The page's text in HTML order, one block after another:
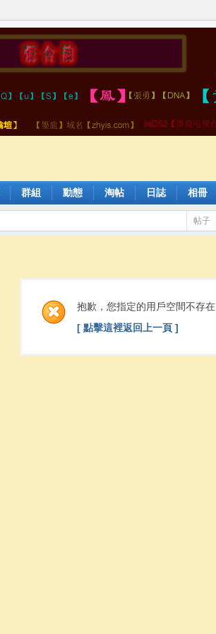
群組 動態 淘帖 日誌 相冊
帖子
抱歉，您指定的用戶空間不存在
[ 點擊這裡返回上一頁 ]